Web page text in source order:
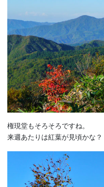
権現堂もそろそろですね。
来週あたりは紅葉が見頃かな？